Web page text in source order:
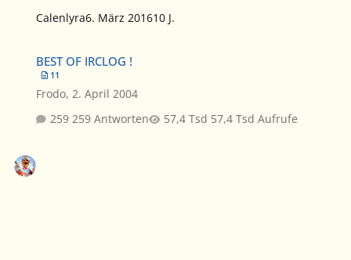
Calenlyra6. März 201610 J.
BEST OF IRCLOG !
11
Frodo,2. April 2004
259 Antworten
57,4 Tsd Aufrufe